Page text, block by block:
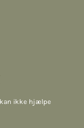
kan ikke hjælpe